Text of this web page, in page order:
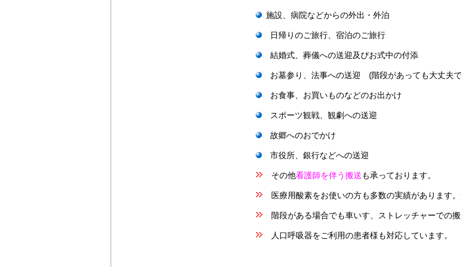
施設、病院などからの外出・外泊
日帰りのご旅行、宿泊のご旅行
結婚式、葬儀への送迎及びお式中の付添
お墓参り、法事への送迎 (階段があっても大丈夫
お食事、お買いものなどのお出かけ
スポーツ観戦、観劇への送迎
故郷へのおでかけ
市役所、銀行などへの送迎
その他看護師を伴う搬送 も承っております。
医療用酸素をお使いの方も多数の実績があります
階段がある場合でも車いす、ストレッチャーでの
人口呼吸器をご利用の患者様も対応しています。